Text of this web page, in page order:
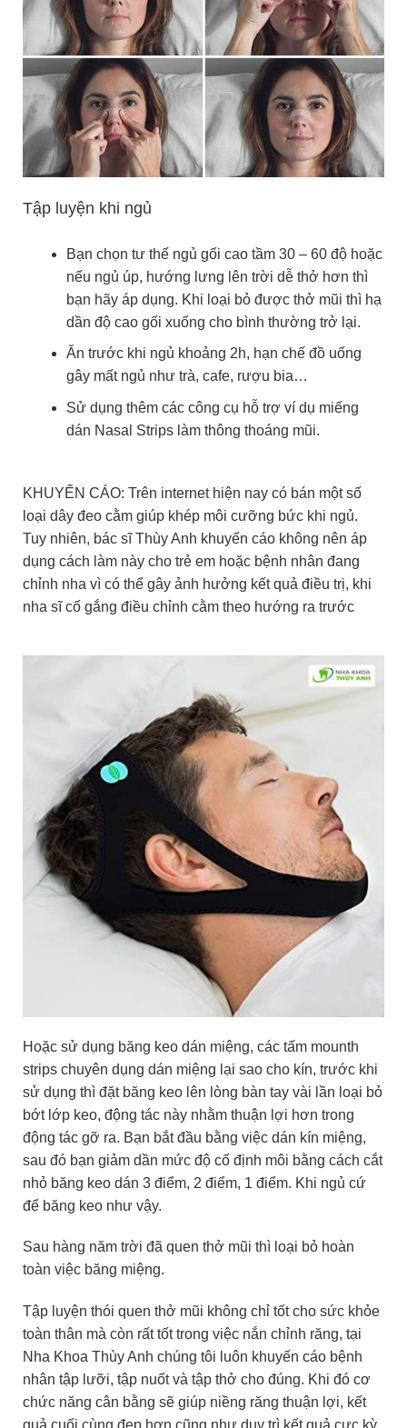
Tập luyện khi ngủ
Bạn chọn tư thế ngủ gối cao tầm 30 – 60 độ hoặc
nếu ngủ úp, hướng lưng lên trời dễ thở hơn thì
bạn hãy áp dụng. Khi loại bỏ được thở mũi thì hạ
dần độ cao gối xuống cho bình thường trở lại.
Ăn trước khi ngủ khoảng 2h, hạn chế đồ uống
gây mất ngủ như trà, cafe, rượu bia…
Sử dụng thêm các công cụ hỗ trợ ví dụ miếng
dán Nasal Strips làm thông thoáng mũi.
KHUYẾN CÁO: Trên internet hiện nay có bán một số
loại dây đeo cằm giúp khép môi cưỡng bức khi ngủ.
Tuy nhiên, bác sĩ Thùy Anh khuyến cáo không nên áp
dụng cách làm này cho trẻ em hoặc bệnh nhân đang
chỉnh nha vì có thể gây ảnh hưởng kết quả điều trị, khi
nha sĩ cố gắng điều chỉnh cằm theo hướng ra trước
Hoặc sử dụng băng keo dán miệng, các tấm mounth
strips chuyên dụng dán miệng lại sao cho kín, trước khi
sử dụng thì đặt băng keo lên lòng bàn tay vài lần loại bỏ
bớt lớp keo, động tác này nhằm thuận lợi hơn trong
động tác gỡ ra. Bạn bắt đầu bằng việc dán kín miệng,
sau đó bạn giảm dần mức độ cố định môi bằng cách cắt
nhỏ băng keo dán 3 điểm, 2 điểm, 1 điểm. Khi ngủ cứ
để băng keo như vậy.
Sau hàng năm trời đã quen thở mũi thì loại bỏ hoàn
toàn việc băng miệng.
Tập luyện thói quen thở mũi không chỉ tốt cho sức khỏe
toàn thân mà còn rất tốt trong việc nắn chỉnh răng, tại
Nha Khoa Thùy Anh chúng tôi luôn khuyến cáo bệnh
nhân tập lưỡi, tập nuốt và tập thở cho đúng. Khi đó cơ
chức năng cân bằng sẽ giúp niềng răng thuận lợi, kết